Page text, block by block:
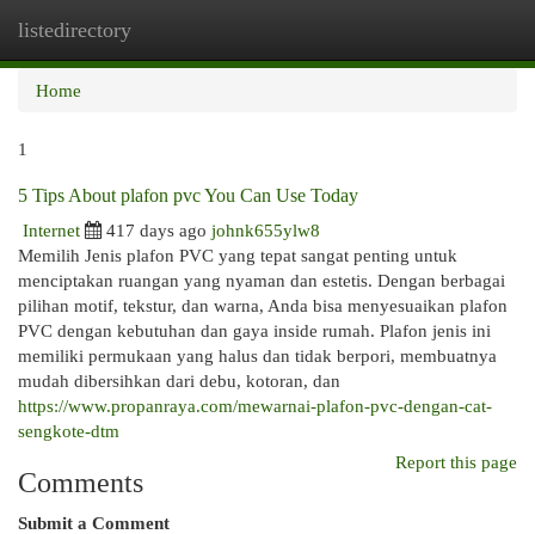
listedirectory
Home
1
5 Tips About plafon pvc You Can Use Today
Internet
417 days ago johnk655ylw8
Memilih Jenis plafon PVC yang tepat sangat penting untuk
menciptakan ruangan yang nyaman dan estetis. Dengan berbagai
pilihan motif, tekstur, dan warna, Anda bisa menyesuaikan plafon
PVC dengan kebutuhan dan gaya inside rumah. Plafon jenis ini
memiliki permukaan yang halus dan tidak berpori, membuatnya
mudah dibersihkan dari debu, kotoran, dan
https://www.propanraya.com/mewarnai-plafon-pvc-dengan-cat-
sengkote-dtm
Report this page
Comments
Submit a Comment